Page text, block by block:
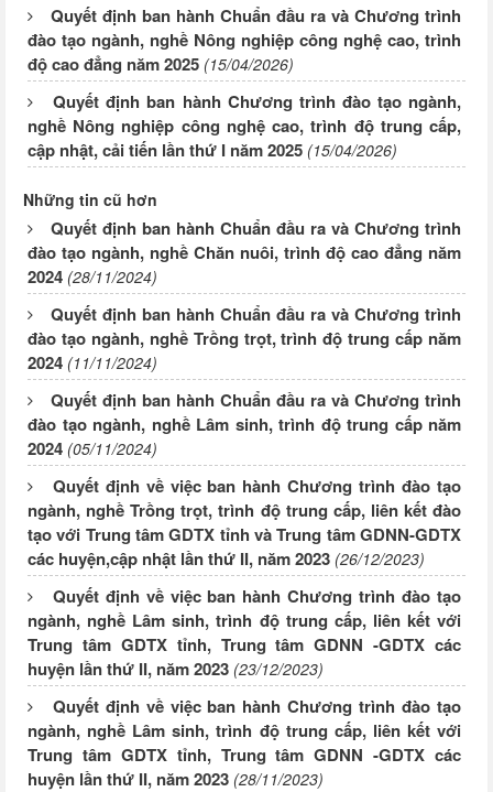
Quyết định ban hành Chuẩn đầu ra và Chương trình
đào tạo ngành, nghề Nông nghiệp công nghệ cao, trình
độ cao đẳng năm 2025 (15/04/2026)
Quyết định ban hành Chương trình đào tạo ngành,
nghề Nông nghiệp công nghệ cao, trình độ trung cấp,
cập nhật, cải tiến lần thứ I năm 2025 (15/04/2026)
Những tin cũ hơn
Quyết định ban hành Chuẩn đầu ra và Chương trình
đào tạo ngành, nghề Chăn nuôi, trình độ cao đẳng năm
2024 (28/11/2024)
Quyết định ban hành Chuẩn đầu ra và Chương trình
đào tạo ngành, nghề Trồng trọt, trình độ trung cấp năm
2024 (11/11/2024)
Quyết định ban hành Chuẩn đầu ra và Chương trình
đào tạo ngành, nghề Lâm sinh, trình độ trung cấp năm
2024 (05/11/2024)
Quyết định về việc ban hành Chương trình đào tạo
ngành, nghề Trồng trọt, trình độ trung cấp, liên kết đào
tạo với Trung tâm GDTX tỉnh và Trung tâm GDNN-GDTX
các huyện,cập nhật lần thứ II, năm 2023 (26/12/2023)
Quyết định về việc ban hành Chương trình đào tạo
ngành, nghề Lâm sinh, trình độ trung cấp, liên kết với
Trung tâm GDTX tỉnh, Trung tâm GDNN -GDTX các
huyện lần thứ II, năm 2023 (23/12/2023)
Quyết định về việc ban hành Chương trình đào tạo
ngành, nghề Lâm sinh, trình độ trung cấp, liên kết với
Trung tâm GDTX tỉnh, Trung tâm GDNN -GDTX các
huyện lần thứ II, năm 2023 (28/11/2023)